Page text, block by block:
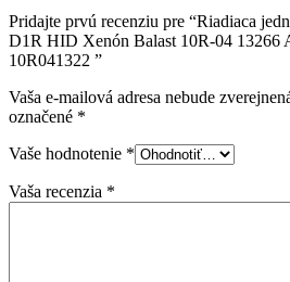
Pridajte prvú recenziu pre “Riadiaca
D1R HID Xenón Balast 10R-04 13266
10R041322 ”
Vaša e-mailová adresa nebude
označené *
Vaše hodnotenie *
Vaša recenzia *